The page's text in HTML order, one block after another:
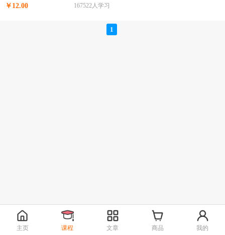
￥12.00 167522人学习
1
主页 课程 文章 商品 我的